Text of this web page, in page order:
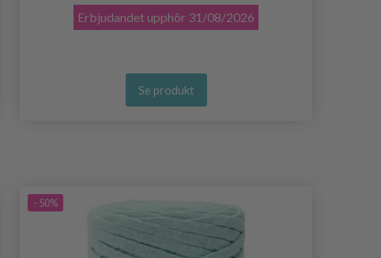
Erbjudandet upphör 31/08/2026
Se produkt
- 50%